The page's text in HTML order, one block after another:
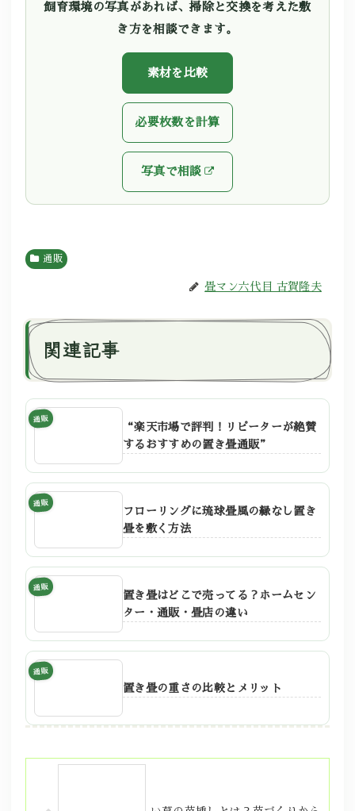
飼育環境の写真があれば、掃除と交換を考えた敷
き方を相談できます。
素材を比較
必要枚数を計算
写真で相談
通販
畳マン六代目 古賀隆夫
関連記事
通販
“楽天市場で評判！リピーターが絶賛
するおすすめの置き畳通販”
通販
フローリングに琉球畳風の縁なし置き
畳を敷く方法
通販
置き畳はどこで売ってる？ホームセン
ター・通販・畳店の違い
通販
置き畳の重さの比較とメリット